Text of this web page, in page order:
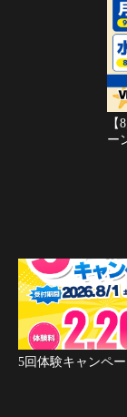
ー
5回体験キャンペ